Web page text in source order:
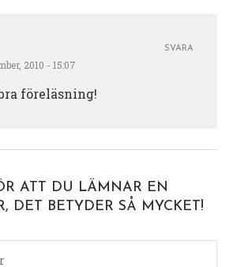
2010 - 15:07
föreläsning!
SVARA
ATT DU LÄMNAR EN
DET BETYDER SÅ MYCKET!